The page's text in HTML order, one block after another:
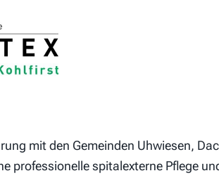
mit den Gemeinden Uhwiesen,
professionelle spitalexterne Pflege